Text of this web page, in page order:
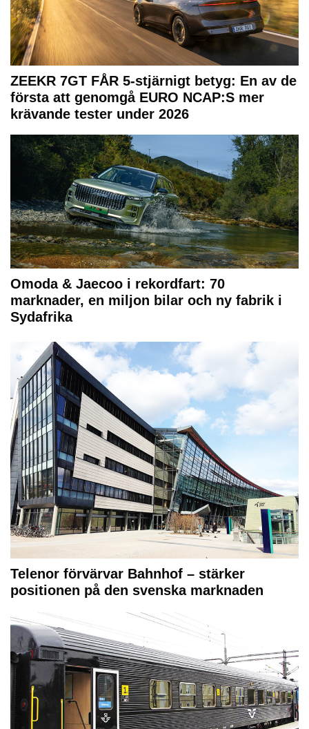
ZEEKR 7GT FÅR 5-stjärnigt betyg: En av de
första att genomgå EURO NCAP:S mer
krävande tester under 2026
Omoda & Jaecoo i rekordfart: 70
marknader, en miljon bilar och ny fabrik i
Sydafrika
Telenor förvärvar Bahnhof – stärker
positionen på den svenska marknaden